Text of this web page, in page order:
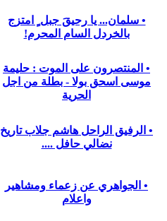
• سلمان... يا رحيقَ جبل ٍ امتزج
بالخردل السام المحرم!
• المنتصرون على الموت : حليمة
موسى اسحق بولا - بطلة من اجل
الحرية
• الرفيق الراحل هاشم جلاب تاريخ
نضالي حافل ....
• الجواهري عن زعماء ومشاهير
واعلام